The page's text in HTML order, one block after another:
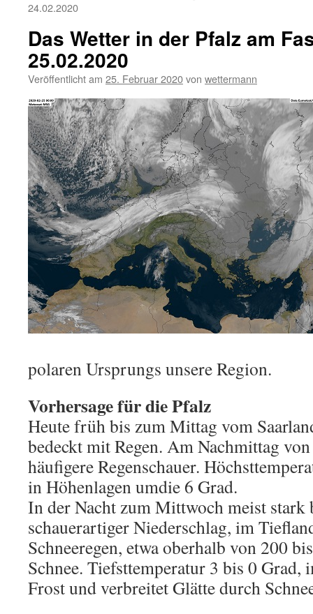
24.02.2020
Das Wetter in der Pfalz am
25.02.2020
Veröffentlicht am 25. Februar 2020von wettermann
polaren Ursprungs unsere Region.
Vorhersage für die Pfalz
Heute früh bis zum Mittag vom
bedeckt mit Regen. Am Nachmittag
häufigere Regenschauer.
in Höhenlagen umdie 6 Grad.
In der Nacht zum Mittwoch meist stark
schauerartiger Niederschlag, im
Schneeregen, etwa oberhalb von 200
Schnee. Tiefsttemperatur 3 bis 0 Grad,
Frost und verbreitet Glätte durch